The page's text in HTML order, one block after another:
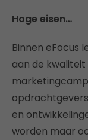
Hoge eisen…
Binnen eFocus
aan de
en
worden maar